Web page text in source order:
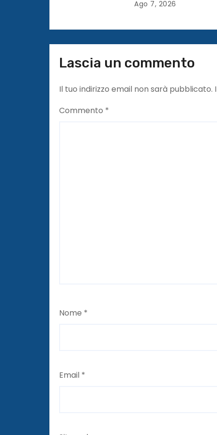
i
o
l
i
Ago 7, 2026
Lascia un commento
Il tuo indirizzo email non sarà pubblicato.
Commento *
Nome *
Email *